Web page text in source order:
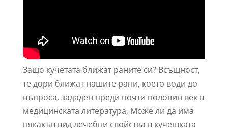
Защо кучетата ближат раните си? Всъщност,
те дори ближат нашите рани, което води до
въпроса, зададен преди почти половин век в
медицинската литература, Може ли да има
някакъв вид лечебни свойства в кучешката